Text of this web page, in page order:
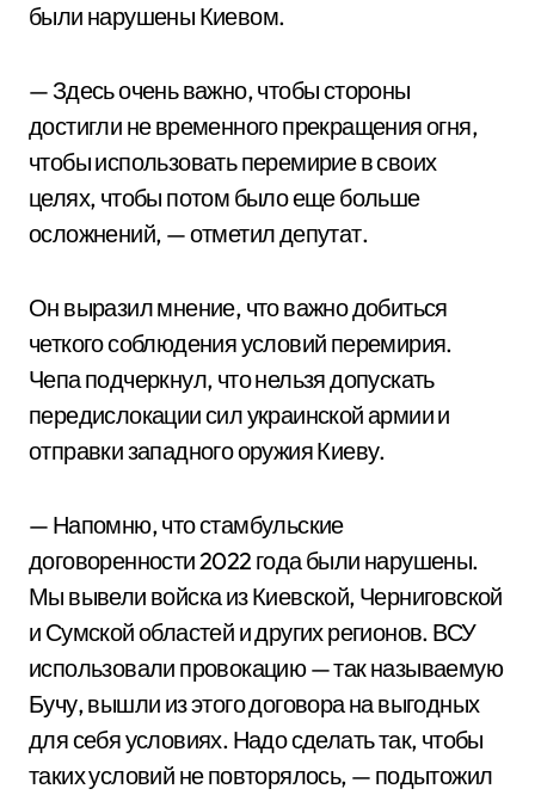
были нарушены Киевом.
— Здесь очень важно, чтобы стороны
достигли не временного прекращения огня,
чтобы использовать перемирие в своих
целях, чтобы потом было еще больше
осложнений, — отметил депутат.
Он выразил мнение, что важно добиться
четкого соблюдения условий перемирия.
Чепа подчеркнул, что нельзя допускать
передислокации сил украинской армии и
отправки западного оружия Киеву.
— Напомню, что стамбульские
договоренности 2022 года были нарушены.
Мы вывели войска из Киевской, Черниговской
и Сумской областей и других регионов. ВСУ
использовали провокацию — так называемую
Бучу, вышли из этого договора на выгодных
для себя условиях. Надо сделать так, чтобы
таких условий не повторялось, — подытожил